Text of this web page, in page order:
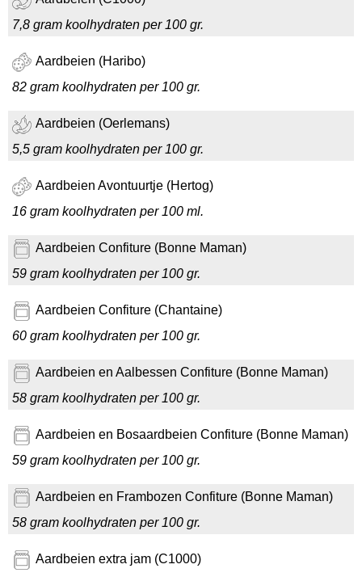
7,8 gram koolhydraten per 100 gr.
Aardbeien (Haribo)
82 gram koolhydraten per 100 gr.
Aardbeien (Oerlemans)
5,5 gram koolhydraten per 100 gr.
Aardbeien Avontuurtje (Hertog)
16 gram koolhydraten per 100 ml.
Aardbeien Confiture (Bonne Maman)
59 gram koolhydraten per 100 gr.
Aardbeien Confiture (Chantaine)
60 gram koolhydraten per 100 gr.
Aardbeien en Aalbessen Confiture (Bonne Maman)
58 gram koolhydraten per 100 gr.
Aardbeien en Bosaardbeien Confiture (Bonne Maman)
59 gram koolhydraten per 100 gr.
Aardbeien en Frambozen Confiture (Bonne Maman)
58 gram koolhydraten per 100 gr.
Aardbeien extra jam (C1000)